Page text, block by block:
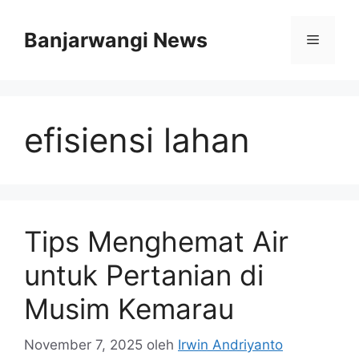
Banjarwangi News Menu
efisiensi lahan
Tips Menghemat Air
untuk Pertanian di
Musim Kemarau
November 7, 2025 oleh Irwin Andriyanto